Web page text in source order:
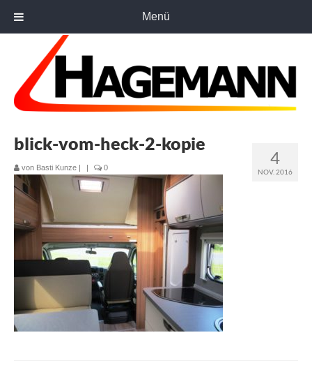
4
NOV. 2016
blick-vom-heck-2-kopie
von Basti Kunze | | 0
Menü